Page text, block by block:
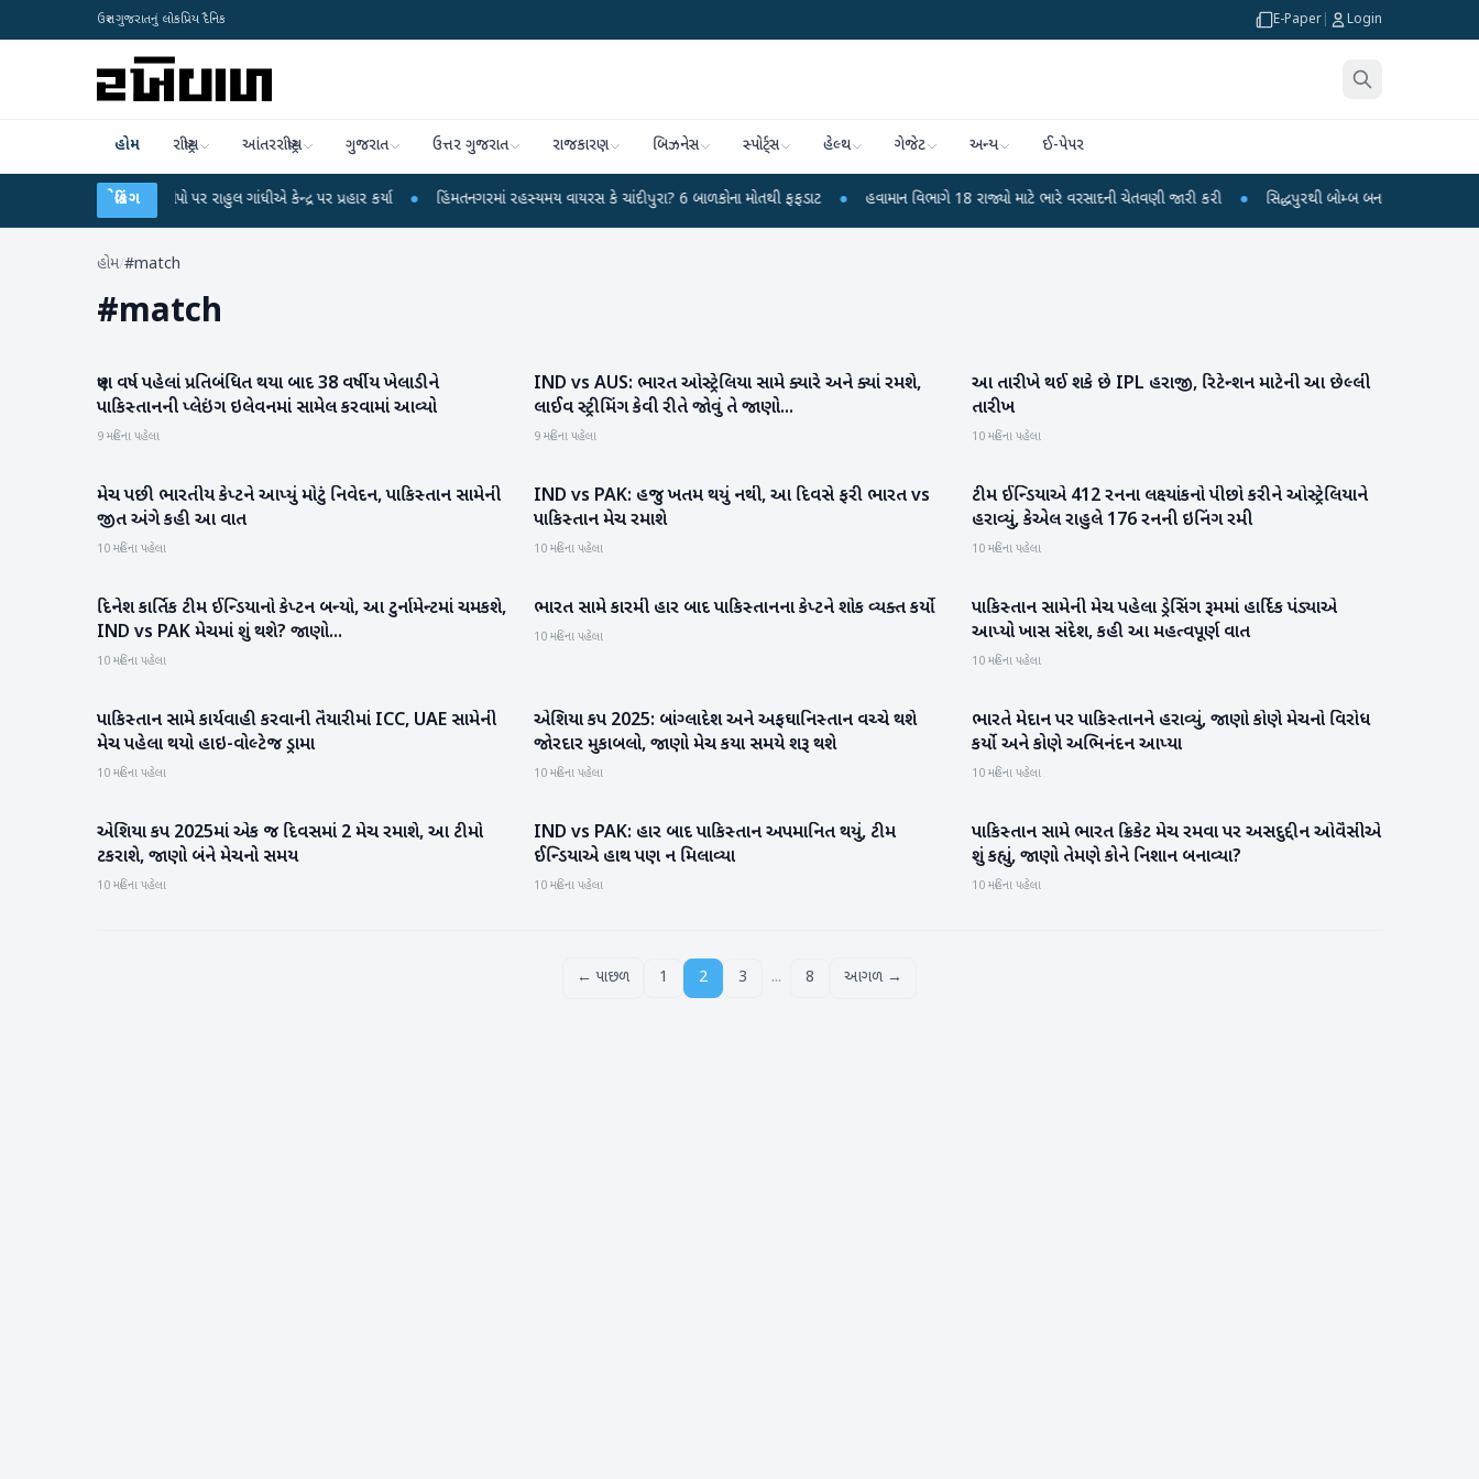
ઉત્તર ગુજરાતનું લોકપ્રિય દૈનિક E-Paper Login
હોમ રાષ્ટ્રીય આંતરરાષ્ટ્રીય ગુજરાત ઉત્તર ગુજરાત રાજકારણ બિઝનેસ સ્પોર્ટ્સ હેલ્થ ગેજેટ અન્ય ઈ-પેપર
બ્રેકિંગ
લીકના આરોપો પર રાહુલ ગાંધીએ કેન્દ્ર પર પ્રહાર કર્યા ● હિંમતનગરમાં રહસ્યમય વાયરસ કે ચાંદીપુરા? 6 બાળકોના મોતથી ફફડાટ ● હવામાન વિભાગે 18 રાજ્યો માટે ભારે વરસાદની ચેતવણી જારી કરી ● સિદ્ધપુરથી બોમ્બ બનાવવાની સામગ્રી સાથે જૈશના
હોમ/#match
#match
રમતગમત
ત્રણ વર્ષ પહેલાં પ્રતિબંધિત થયા બાદ 38 વર્ષીય ખેલાડીને
પાકિસ્તાનની પ્લેઇંગ ઇલેવનમાં સામેલ કરવામાં આવ્યો
9 મહિના પહેલા
રમતગમત
IND vs AUS: ભારત ઓસ્ટ્રેલિયા સામે ક્યારે અને ક્યાં રમશે,
લાઈવ સ્ટ્રીમિંગ કેવી રીતે જોવું તે જાણો...
9 મહિના પહેલા
રમતગમત
આ તારીખે થઈ શકે છે IPL હરાજી, રિટેન્શન માટેની આ છેલ્લી
તારીખ
10 મહિના પહેલા
રમતગમત
મેચ પછી ભારતીય કેપ્ટને આપ્યું મોટું નિવેદન, પાકિસ્તાન સામેની
જીત અંગે કહી આ વાત
10 મહિના પહેલા
રમતગમત
IND vs PAK: હજુ ખતમ થયું નથી, આ દિવસે ફરી ભારત vs
પાકિસ્તાન મેચ રમાશે
10 મહિના પહેલા
રમતગમત
ટીમ ઈન્ડિયાએ 412 રનના લક્ષ્યાંકનો પીછો કરીને ઓસ્ટ્રેલિયાને
હરાવ્યું, કેએલ રાહુલે 176 રનની ઇનિંગ રમી
10 મહિના પહેલા
રમતગમત
દિનેશ કાર્તિક ટીમ ઈન્ડિયાનો કેપ્ટન બન્યો, આ ટુર્નામેન્ટમાં ચમકશે,
IND vs PAK મેચમાં શું થશે? જાણો...
10 મહિના પહેલા
રમતગમત
ભારત સામે કારમી હાર બાદ પાકિસ્તાનના કેપ્ટને શોક વ્યક્ત કર્યો
10 મહિના પહેલા
રમતગમત
પાકિસ્તાન સામેની મેચ પહેલા ડ્રેસિંગ રૂમમાં હાર્દિક પંડ્યાએ
આપ્યો ખાસ સંદેશ, કહી આ મહત્વપૂર્ણ વાત
10 મહિના પહેલા
રમતગમત
પાકિસ્તાન સામે કાર્યવાહી કરવાની તૈયારીમાં ICC, UAE સામેની
મેચ પહેલા થયો હાઇ-વોલ્ટેજ ડ્રામા
10 મહિના પહેલા
રમતગમત
એશિયા કપ 2025: બાંગ્લાદેશ અને અફઘાનિસ્તાન વચ્ચે થશે
જોરદાર મુકાબલો, જાણો મેચ કયા સમયે શરૂ થશે
10 મહિના પહેલા
રમતગમત
ભારતે મેદાન પર પાકિસ્તાનને હરાવ્યું, જાણો કોણે મેચનો વિરોધ
કર્યો અને કોણે અભિનંદન આપ્યા
10 મહિના પહેલા
રમતગમત
એશિયા કપ 2025માં એક જ દિવસમાં 2 મેચ રમાશે, આ ટીમો
ટકરાશે, જાણો બંને મેચનો સમય
10 મહિના પહેલા
રમતગમત
IND vs PAK: હાર બાદ પાકિસ્તાન અપમાનિત થયું, ટીમ
ઈન્ડિયાએ હાથ પણ ન મિલાવ્યા
10 મહિના પહેલા
રાષ્ટ્રીય
પાકિસ્તાન સામે ભારત ક્રિકેટ મેચ રમવા પર અસદુદ્દીન ઓવૈસીએ
શું કહ્યું, જાણો તેમણે કોને નિશાન બનાવ્યા?
10 મહિના પહેલા
← પાછળ 1 2 3 ... 8 આગળ →